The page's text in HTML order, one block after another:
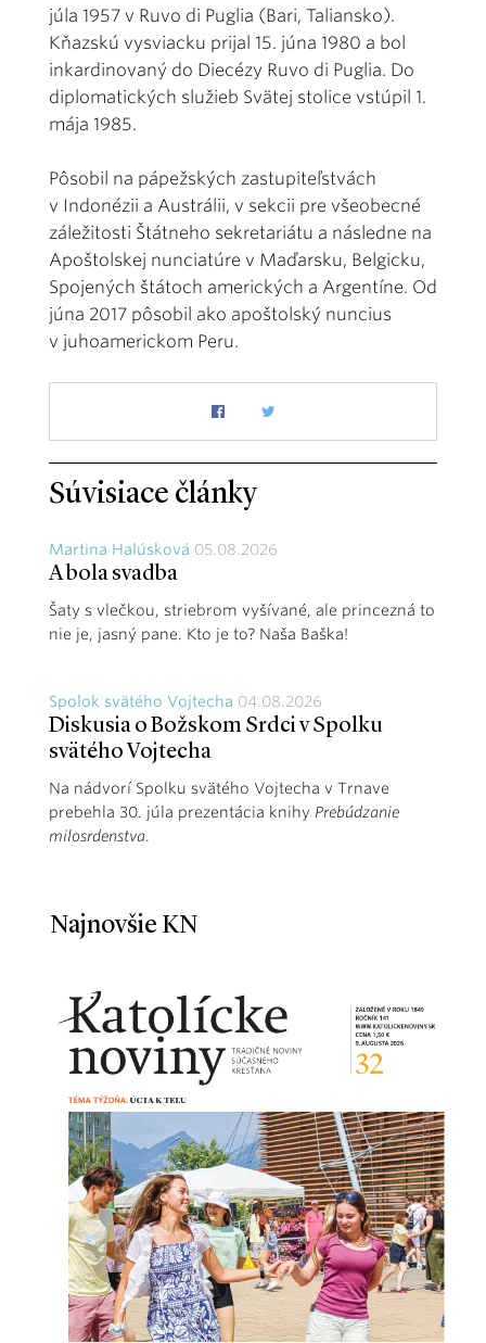
júla 1957 v Ruvo di Puglia (Bari, Taliansko).
Kňazskú vysviacku prijal 15. júna 1980 a bol
inkardinovaný do Diecézy Ruvo di Puglia. Do
diplomatických služieb Svätej stolice vstúpil 1.
mája 1985.
Pôsobil na pápežských zastupiteľstvách
v Indonézii a Austrálii, v sekcii pre všeobecné
záležitosti Štátneho sekretariátu a následne na
Apoštolskej nunciatúre v Maďarsku, Belgicku,
Spojených štátoch amerických a Argentíne. Od
júna 2017 pôsobil ako apoštolský nuncius
v juhoamerickom Peru.
Súvisiace články
Martina Halúsková 05.08.2026
A bola svadba
Šaty s vlečkou, striebrom vyšívané, ale princezná to
nie je, jasný pane. Kto je to? Naša Baška!
Spolok svätého Vojtecha 04.08.2026
Diskusia o Božskom Srdci v Spolku
svätého Vojtecha
Na nádvorí Spolku svätého Vojtecha v Trnave
prebehla 30. júla prezentácia knihy Prebúdzanie
milosrdenstva.
Najnovšie KN